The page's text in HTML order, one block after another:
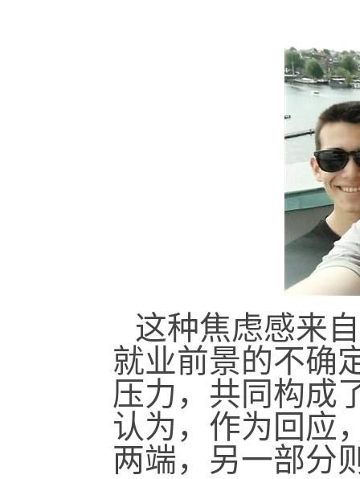
这种焦虑感来
就业前景的不确
压力，共同构成
认为，作为回应
两端，另一部分